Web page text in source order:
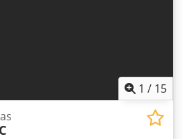
oruga: 500 mm Brazo/Balancín:
1 / 15